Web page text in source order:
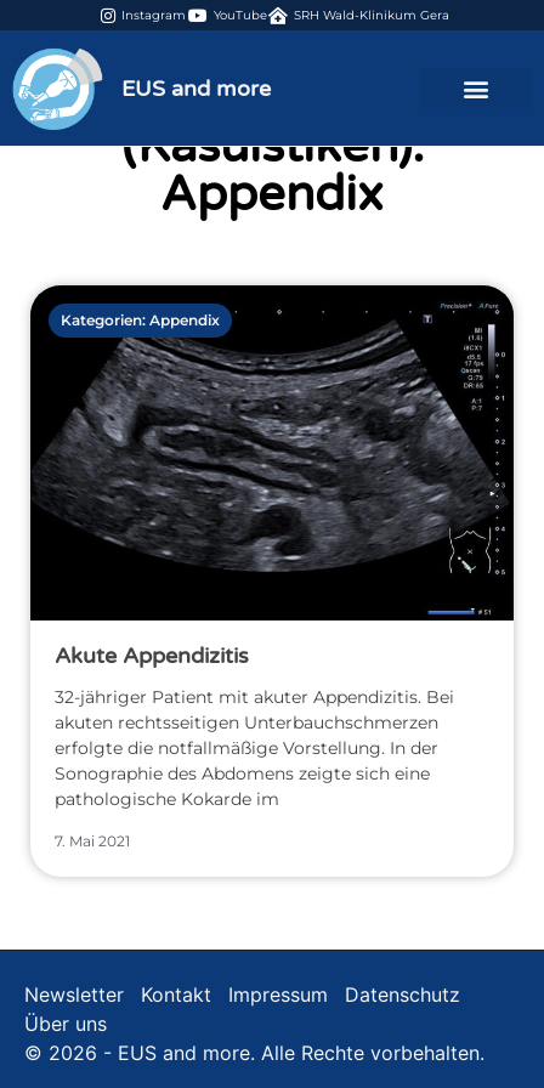
Instagram YouTube SRH Wald-Klinikum Gera
EUS and more
Kategorie
(Kasuistiken):
Appendix
Kategorien: Appendix
Akute Appendizitis
32-jähriger Patient mit akuter Appendizitis. Bei
akuten rechtsseitigen Unterbauchschmerzen
erfolgte die notfallmäßige Vorstellung. In der
Sonographie des Abdomens zeigte sich eine
pathologische Kokarde im
7. Mai 2021
Newsletter Kontakt Impressum
Datenschutz
Über uns
© 2026 - EUS and more. Alle Rechte vorbehalten.